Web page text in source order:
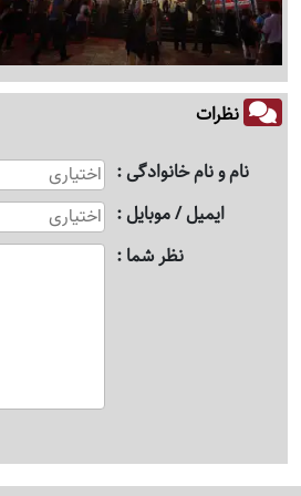
نظرات
نام و نام خانوادگی
ایمیل / موبایل
نظر شما